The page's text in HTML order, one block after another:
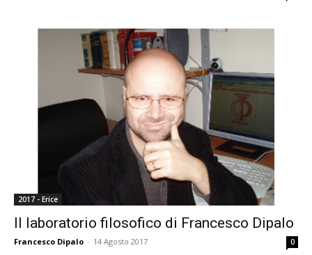
2017 - Erice
Il laboratorio filosofico di Francesco Dipalo
Francesco Dipalo - 14 Agosto 2017 0